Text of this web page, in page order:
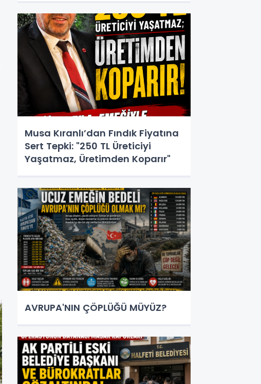
Musa Kıranlı’dan Fındık Fiyatına
Sert Tepki: "250 TL Üreticiyi
Yaşatmaz, Üretimden Koparır"
AVRUPA'NIN ÇÖPLÜĞÜ MÜYÜZ?